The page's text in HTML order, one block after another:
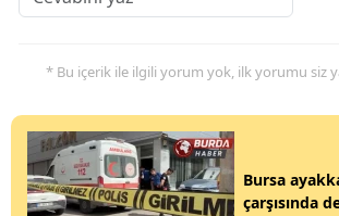
* Bu içerik ile ilgili yorum yok, ilk yorumu siz
Bursa
çarşısında